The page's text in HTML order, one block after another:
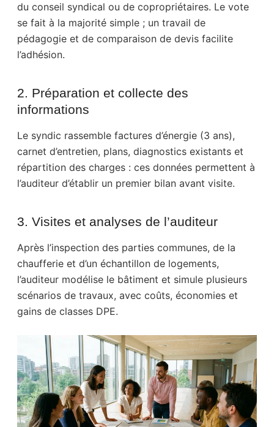
du conseil syndical ou de copropriétaires. Le vote
se fait à la majorité simple ; un travail de
pédagogie et de comparaison de devis facilite
l’adhésion.
2. Préparation et collecte des
informations
Le syndic rassemble factures d’énergie (3 ans),
carnet d’entretien, plans, diagnostics existants et
répartition des charges : ces données permettent à
l’auditeur d’établir un premier bilan avant visite.
3. Visites et analyses de l’auditeur
Après l’inspection des parties communes, de la
chaufferie et d’un échantillon de logements,
l’auditeur modélise le bâtiment et simule plusieurs
scénarios de travaux, avec coûts, économies et
gains de classes DPE.